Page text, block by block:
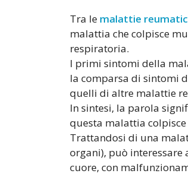
Tra le malattie
malattia che colpisce
respiratoria.
I primi sintomi della
la comparsa di sintomi
quelli di altre malattie
In sintesi, la parola
questa malattia
Trattandosi di una
organi), può interessare
cuore, con